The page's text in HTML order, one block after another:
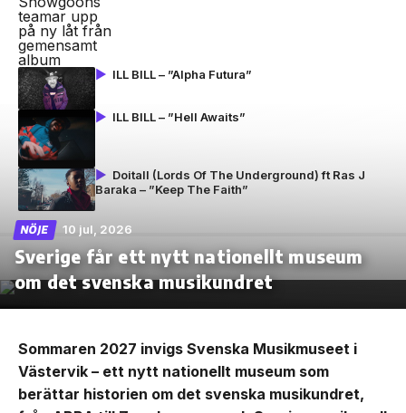
ILL BILL – ”Alpha Futura”
ILL BILL – ”Hell Awaits”
Doitall (Lords Of The Underground) ft Ras J
Baraka – ”Keep The Faith”
NÖJE 10 jul, 2026
Sverige får ett nytt nationellt museum
om det svenska musikundret
Sommaren 2027 invigs Svenska Musikmuseet i
Västervik – ett nytt nationellt museum som
berättar historien om det svenska musikundret,